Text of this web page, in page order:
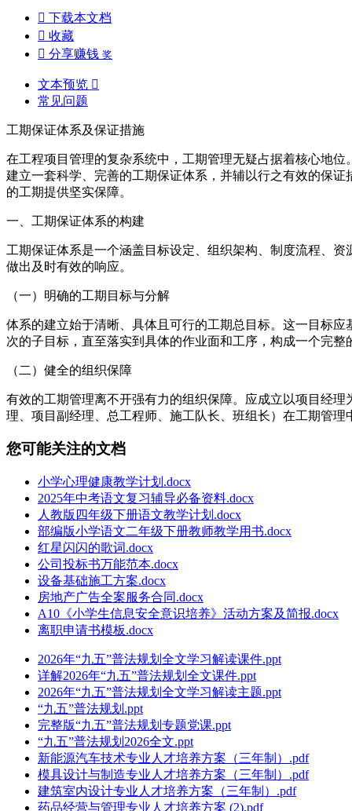
 下载本文档
 收藏
 分享赚钱 奖
文本预览 
常见问题
工期保证体系及保证措施
在工程项目管理的复杂系统中，工期管理无疑占据着核心地
建立一套科学、完善的工期保证体系，并辅以行之有效的保
的工期提供坚实保障。
一、工期保证体系的构建
工期保证体系是一个涵盖目标设定、组织架构、制度流程、
做出及时有效的响应。
（一）明确的工期目标与分解
体系的建立始于清晰、具体且可行的工期总目标。这一目标
次的子目标，直至落实到具体的作业面和工序，构成一个完
（二）健全的组织保障
有效的工期管理离不开强有力的组织保障。应成立以项目经
理、项目副经理、总工程师、施工队长、班组长）在工期管
您可能关注的文档
小学心理健康教学计划.docx
2025年中考语文复习辅导必备资料.docx
人教版四年级下册语文教学计划.docx
部编版小学语文二年级下册教师教学用书.docx
红星闪闪的歌词.docx
公司投标书万能范本.docx
设备基础施工方案.docx
房地产广告全案服务合同.docx
A10《小学生信息安全意识培养》活动方案及简报.docx
离职申请书模板.docx
2026年“九五”普法规划全文学习解读课件.ppt
详解2026年“九五”普法规划全文课件.ppt
2026年“九五”普法规划全文学习解读主题.ppt
“九五”普法规划.ppt
完整版“九五”普法规划专题党课.ppt
“九五”普法规划2026全文.ppt
新能源汽车技术专业人才培养方案（三年制）.pdf
模具设计与制造专业人才培养方案（三年制）.pdf
建筑室内设计专业人才培养方案（三年制）.pdf
药品经营与管理专业人才培养方案 (2).pdf